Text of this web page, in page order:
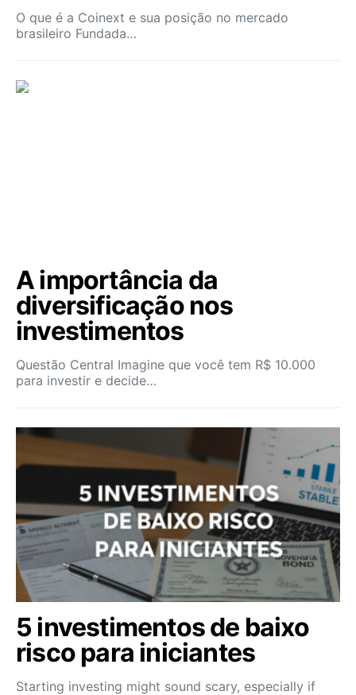
O que é a Coinext e sua posição no mercado
brasileiro Fundada…
A importância da
diversificação nos
investimentos
Questão Central Imagine que você tem R$ 10.000
para investir e decide…
5 investimentos de baixo
risco para iniciantes
Starting investing might sound scary, especially if